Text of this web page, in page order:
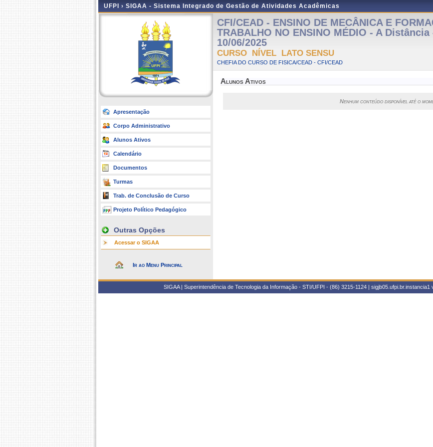
UFPI › SIGAA - Sistema Integrado de Gestão de Atividades Acadêmicas
Apresentação
Corpo Administrativo
Alunos Ativos
Calendário
Documentos
Turmas
Trab. de Conclusão de Curso
Projeto Político Pedagógico
Outras Opções
Acessar o SIGAA
Ir ao Menu Principal
CFI/CEAD - ENSINO DE MECÂNICA E
TRABALHO NO ENSINO MÉDIO - A Distância
10/06/2025
CURSO NÍVEL LATO SENSU
CHEFIA DO CURSO DE FISICA/CEAD - CFI/CEAD
Alunos Ativos
Nenhum conteúdo disponível até o
SIGAA | Superintendência de Tecnologia da Informação - STI/UFPI - (86) 3215-1124 | sigjb05.ufpi.br.instancia1